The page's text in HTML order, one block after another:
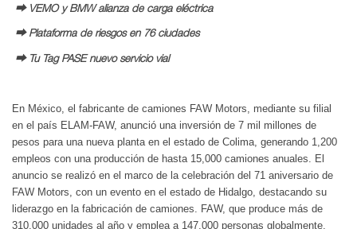
⮕ VEMO y BMW alianza de carga eléctrica
⮕ Plataforma de riesgos en 76 ciudades
⮕ Tu Tag PASE nuevo servicio vial
En México, el fabricante de camiones FAW Motors, mediante su filial
en el país ELAM-FAW, anunció una inversión de 7 mil millones de
pesos para una nueva planta en el estado de Colima, generando 1,200
empleos con una producción de hasta 15,000 camiones anuales. El
anuncio se realizó en el marco de la celebración del 71 aniversario de
FAW Motors, con un evento en el estado de Hidalgo, destacando su
liderazgo en la fabricación de camiones. FAW, que produce más de
310,000 unidades al año y emplea a 147,000 personas globalmente,